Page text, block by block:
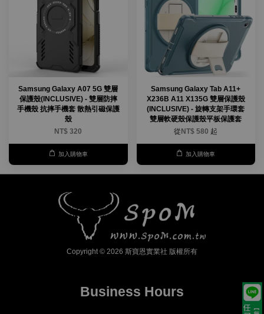
Samsung Galaxy A07 5G 雙層
保護殼(INCLUSIVE) - 雙層防摔
手機殼 抗摔手機套 散熱引磁保護
殼
NT$ 320
加入購物車
Samsung Galaxy Tab A11+
X236B A11 X135G 雙層保護殼
(INCLUSIVE) - 旋轉支架手環套
雙層軟硬殼保護殼平板保護套
從 NT$ 580 起
加入購物車
Copyright © 2026 斯寶恩實業社 版權所有
Business Hours